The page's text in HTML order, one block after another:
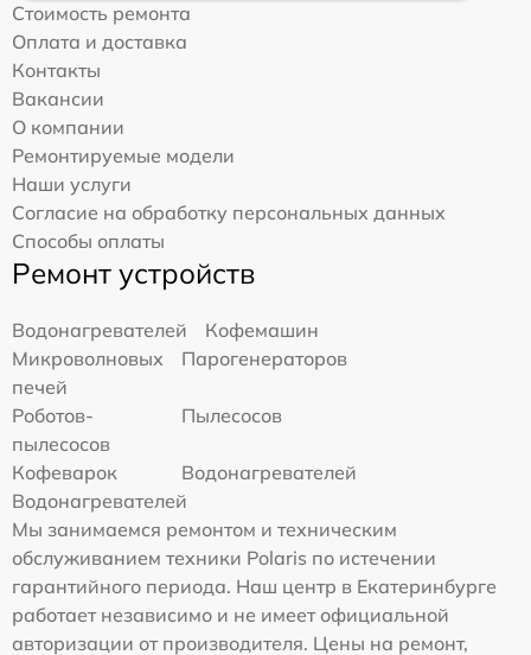
Стоимость ремонта
Оплата и доставка
Контакты
Вакансии
О компании
Ремонтируемые модели
Наши услуги
Согласие на обработку персональных данных
Способы оплаты
Ремонт устройств
Водонагревателей
Кофемашин
Микроволновых
печей
Парогенераторов
Роботов-
пылесосов
Пылесосов
Кофеварок
Водонагревателей
Водонагревателей
Мы занимаемся ремонтом и техническим
обслуживанием техники Polaris по истечении
гарантийного периода. Наш центр в Екатеринбурге
работает независимо и не имеет официальной
авторизации от производителя. Цены на ремонт,